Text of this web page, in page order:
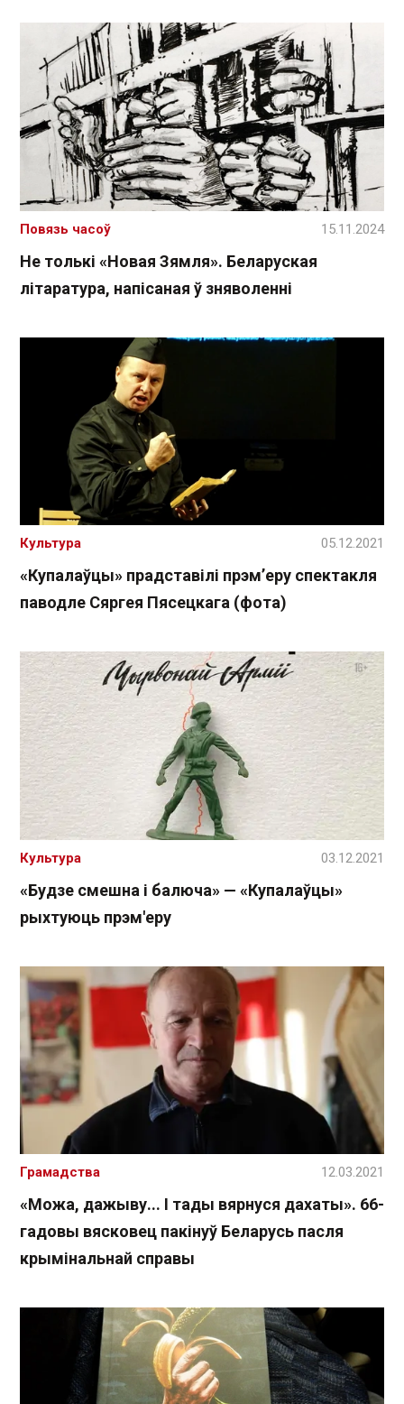
Не толькі «Новая Зямля». Беларуская
літаратура, напісаная ў зняволенні
Повязь часоў 15.11.2024
«Купалаўцы» прадставілі прэм’еру спектакля
паводле Сяргея Пясецкага (фота)
Культура 05.12.2021
«Будзе смешна і балюча» — «Купалаўцы»
рыхтуюць прэм'еру
Культура 03.12.2021
«Можа, дажыву... І тады вярнуся дахаты». 66-
гадовы вясковец пакінуў Беларусь пасля
крымінальнай справы
Грамадства 12.03.2021